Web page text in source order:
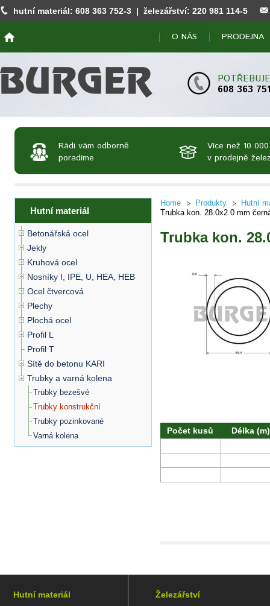
hutní materiál: 608 363 752-3 | železářství: 220 981 114-5
O NÁS PRODEJNA
608 363 751
Rádi vám odborně
poradíme
Více než 10
v prodejně
Hutní materiál
Betonářská ocel
Jekly
Kruhová ocel
Nosníky I, IPE, U, HEA, HEB
Ocel čtvercová
Plechy
Plochá ocel
Profil L
Profil T
Sítě do betonu KARI
Trubky a varná kolena
Trubky bezešvé
Trubky konstrukční
Trubky pozinkované
Varná kolena
Home Produkty
Hutní
Trubka kon. 28.0x2.0 mm
Trubka kon.
Počet kusů Délka (m)
Hutní materiál Železářství